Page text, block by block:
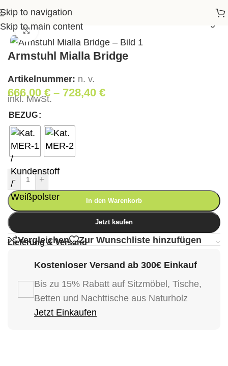
Skip to navigation
Skip to main content
Startseite> Shop>
Klick zum Vergrößern
Armstuhl Mialla Bridge
Artikelnummer: n. v.
666,00€ – 728,40 €
inkl. MwSt.
BEZUG
- +
In den Warenkorb
Jetzt kaufen
Vergleichen Zur Wunschliste hinzufügen
Lieferung & Versand
Kostenloser Versand ab 300€ Einkauf
Bis zu 15% Rabatt auf Sitzmöbel, Tische,
Betten und Nachttische aus Naturholz
Jetzt Einkaufen